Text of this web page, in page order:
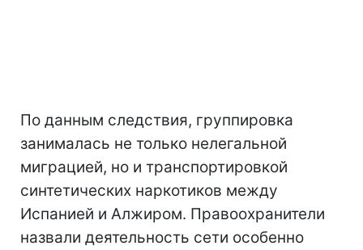
По данным следствия, группировка
занималась не только нелегальной
миграцией, но и транспортировкой
синтетических наркотиков между
Испанией и Алжиром. Правоохранители
назвали деятельность сети особенно